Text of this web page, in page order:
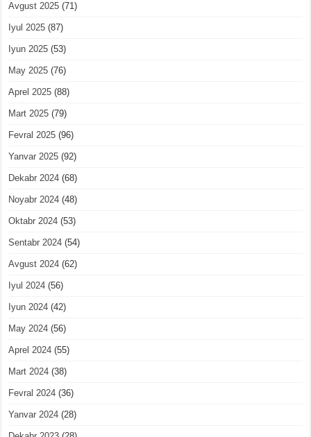
Avgust 2025 (71)
Iyul 2025 (87)
Iyun 2025 (53)
May 2025 (76)
Aprel 2025 (88)
Mart 2025 (79)
Fevral 2025 (96)
Yanvar 2025 (92)
Dekabr 2024 (68)
Noyabr 2024 (48)
Oktabr 2024 (53)
Sentabr 2024 (54)
Avgust 2024 (62)
Iyul 2024 (56)
Iyun 2024 (42)
May 2024 (56)
Aprel 2024 (55)
Mart 2024 (38)
Fevral 2024 (36)
Yanvar 2024 (28)